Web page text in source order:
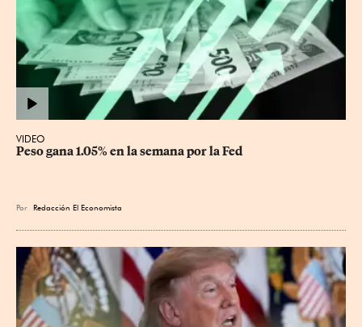
VIDEO
Peso gana 1.05% en la semana por la Fed
Por Redacción El Economista